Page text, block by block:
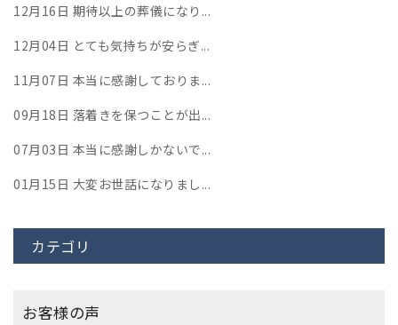
12月16日 期待以上の葬儀になり...
12月04日 とても気持ちが安らぎ...
11月07日 本当に感謝しておりま...
09月18日 落着きを保つことが出...
07月03日 本当に感謝しかないで...
01月15日 大変お世話になりまし...
カテゴリ
お客様の声